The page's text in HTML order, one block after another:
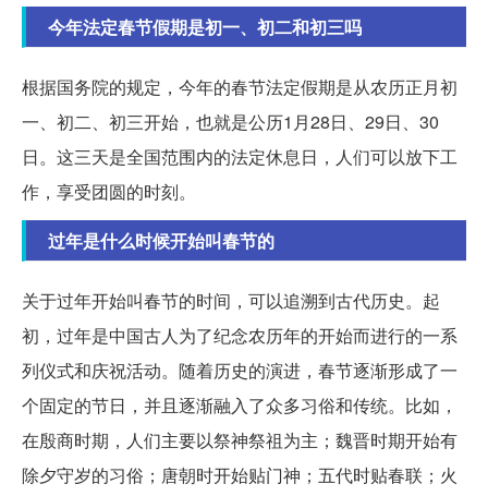
今年法定春节假期是初一、初二和初三吗
根据国务院的规定，今年的春节法定假期是从农历正月初
一、初二、初三开始，也就是公历1月28日、29日、30
日。这三天是全国范围内的法定休息日，人们可以放下工
作，享受团圆的时刻。
过年是什么时候开始叫春节的
关于过年开始叫春节的时间，可以追溯到古代历史。起
初，过年是中国古人为了纪念农历年的开始而进行的一系
列仪式和庆祝活动。随着历史的演进，春节逐渐形成了一
个固定的节日，并且逐渐融入了众多习俗和传统。比如，
在殷商时期，人们主要以祭神祭祖为主；魏晋时期开始有
除夕守岁的习俗；唐朝时开始贴门神；五代时贴春联；火